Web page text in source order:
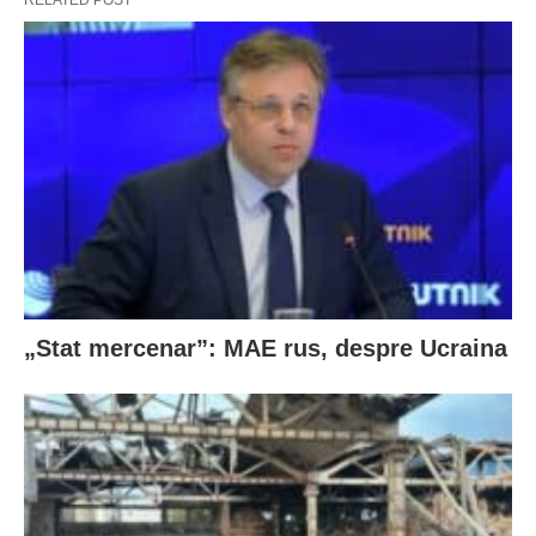
„Stat mercenar”: MAE rus, despre Ucraina